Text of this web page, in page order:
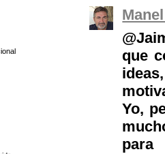
que
Yo,
para